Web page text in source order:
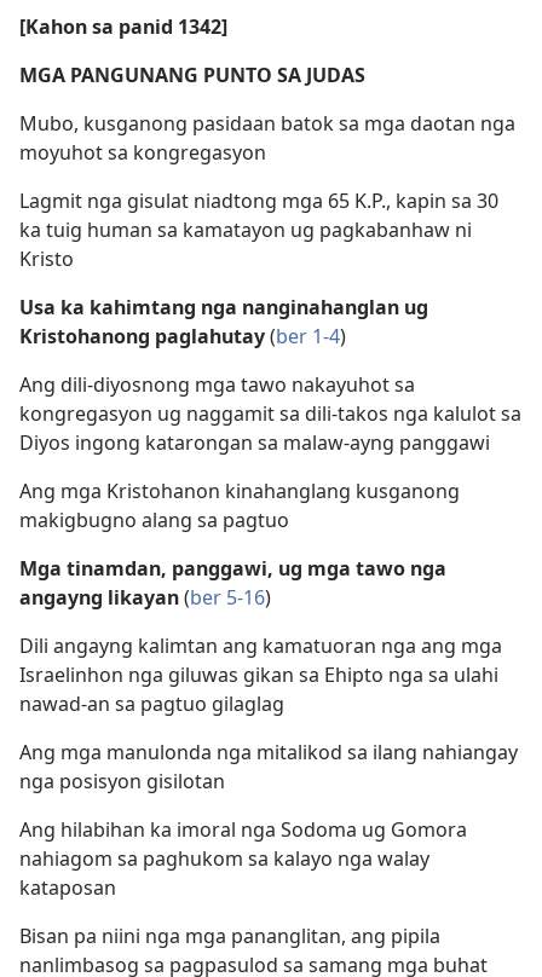
[Kahon sa panid 1342]
MGA PANGUNANG PUNTO SA JUDAS
Mubo, kusganong pasidaan batok sa mga daotan nga
moyuhot sa kongregasyon
Lagmit nga gisulat niadtong mga 65 K.P., kapin sa 30
ka tuig human sa kamatayon ug pagkabanhaw ni
Kristo
Usa ka kahimtang nga nanginahanglan ug
Kristohanong paglahutay(ber 1-4)
Ang dili-diyosnong mga tawo nakayuhot sa
kongregasyon ug naggamit sa dili-takos nga kalulot sa
Diyos ingong katarongan sa malaw-ayng panggawi
Ang mga Kristohanon kinahanglang kusganong
makigbugno alang sa pagtuo
Mga tinamdan, panggawi, ug mga tawo nga
angayng likayan(ber 5-16)
Dili angayng kalimtan ang kamatuoran nga ang mga
Israelinhon nga giluwas gikan sa Ehipto nga sa ulahi
nawad-an sa pagtuo gilaglag
Ang mga manulonda nga mitalikod sa ilang nahiangay
nga posisyon gisilotan
Ang hilabihan ka imoral nga Sodoma ug Gomora
nahiagom sa paghukom sa kalayo nga walay
kataposan
Bisan pa niini nga mga pananglitan, ang pipila
nanlimbasog sa pagpasulod sa samang mga buhat